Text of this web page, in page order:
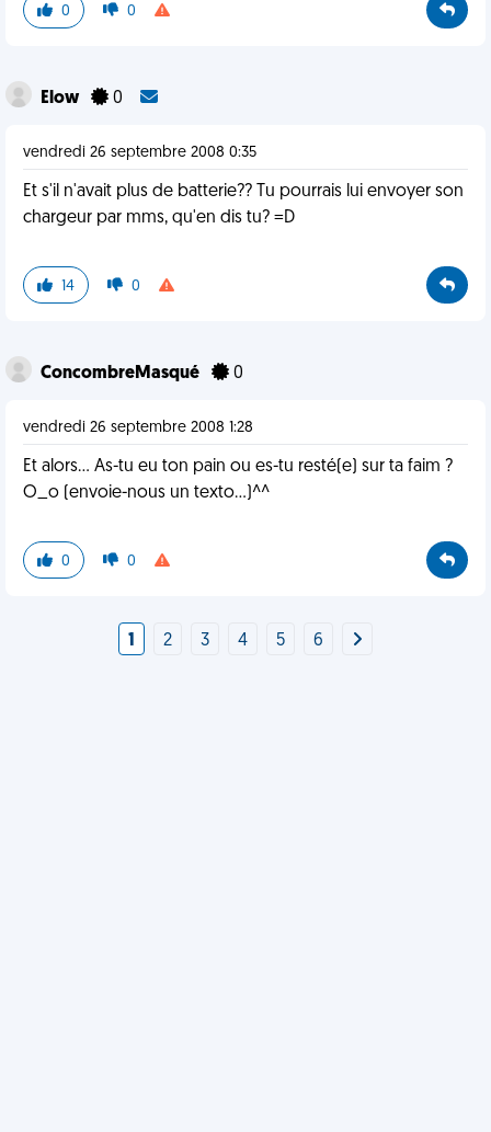
0 0
Elow 0
vendredi 26 septembre 2008 0:35
Et s'il n'avait plus de batterie?? Tu pourrais lui envoyer son
chargeur par mms, qu'en dis tu? =D
14 0
ConcombreMasqué 0
vendredi 26 septembre 2008 1:28
Et alors... As-tu eu ton pain ou es-tu resté(e) sur ta faim ?
O_o (envoie-nous un texto...)^^
0 0
1 2 3 4 5 6